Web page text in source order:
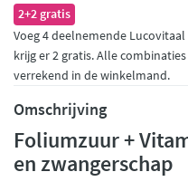
2+2 gratis
Voeg 4 deelnemende
krijg er 2 gratis. Alle
verrekend in de winkelmand.
Omschrijving
Foliumzuur +
en zwangerschap